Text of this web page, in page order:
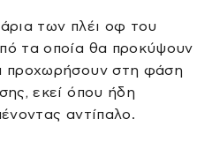
των πλέι οφ του
τα οποία θα προκύψουν
προχωρήσουν στη φάση
εκεί όπου ήδη
αντίπαλο.